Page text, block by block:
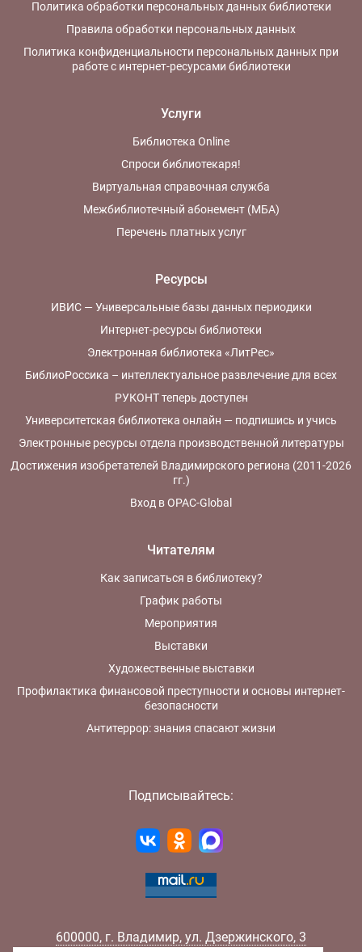
Политика обработки персональных данных библиотеки
Правила обработки персональных данных
Политика конфиденциальности персональных данных при
работе с интернет-ресурсами библиотеки
Услуги
Библиотека Online
Спроси библиотекаря!
Виртуальная справочная служба
Межбиблиотечный абонемент (МБА)
Перечень платных услуг
Ресурсы
ИВИС — Универсальные базы данных периодики
Интернет-ресурсы библиотеки
Электронная библиотека «ЛитРес»
БиблиоРоссика – интеллектуальное развлечение для всех
РУКОНТ теперь доступен
Университетская библиотека онлайн — подпишись и учись
Электронные ресурсы отдела производственной литературы
Достижения изобретателей Владимирского региона (2011-2026
гг.)
Вход в OPAC-Global
Читателям
Как записаться в библиотеку?
График работы
Мероприятия
Выставки
Художественные выставки
Профилактика финансовой преступности и основы интернет-
безопасности
Антитеррор: знания спасают жизни
Подписывайтесь:
600000, г. Владимир, ул. Дзержинского, 3